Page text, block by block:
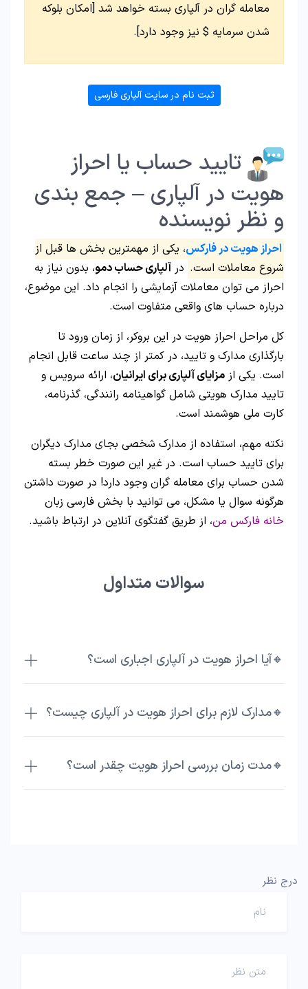
معامله گران در آلپاری بسته خواهد شد [امکان بلوکه
شدن سرمایه $ نیز وجود دارد].
ثبت نام در سایت آلپاری فارسی
تایید حساب یا احراز
هویت در آلپاری – جمع بندی
و نظر نویسنده
احراز هویت در فارکس، یکی از مهمترین بخش ها قبل از
شروع معاملات است. درآلپاری حساب دمو، بدون نیاز به
احراز می توان معاملات آزمایشی را انجام داد. این موضوع،
درباره حساب های واقعی متفاوت است.
کل مراحل احراز هویت در این بروکر، از زمان ورود تا
بارگذاری مدارک و تایید، در کمتر از چند ساعت قابل انجام
است. یکی از مزایای آلپاری برای ایرانیان، ارائه سرویس و
تایید مدارک هویتی شامل گواهینامه رانندگی، گذرنامه،
کارت ملی هوشمند است.
نکته مهم، استفاده از مدارک شخصی بجای مدارک دیگران
برای تایید حساب است. در غیر این صورت خطر بسته
شدن حساب برای معامله گران وجود دارد! در صورت داشتن
هرگونه سوال یا مشکل، می توانید با بخش فارسی زبان
خانه فارکس من، از طریق گفتگوی آنلاین در ارتباط باشید.
سوالات متداول
🔸آیا احراز هویت در آلپاری اجباری است؟
🔸مدارک لازم برای احراز هویت در آلپاری چیست؟
🔸مدت زمان بررسی احراز هویت چقدر است؟
درج نظر